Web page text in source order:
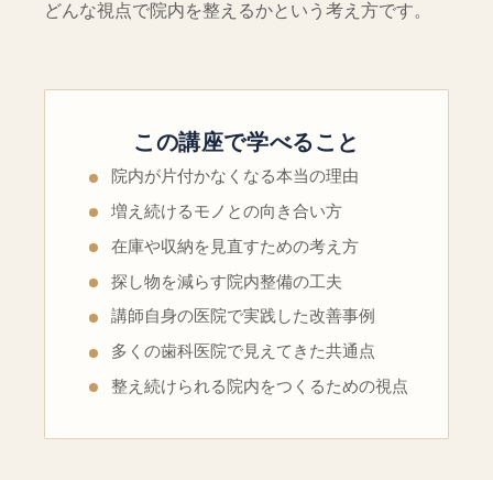
どんな視点で院内を整えるかという考え方です。
この講座で学べること
院内が片付かなくなる本当の理由
増え続けるモノとの向き合い方
在庫や収納を見直すための考え方
探し物を減らす院内整備の工夫
講師自身の医院で実践した改善事例
多くの歯科医院で見えてきた共通点
整え続けられる院内をつくるための視点